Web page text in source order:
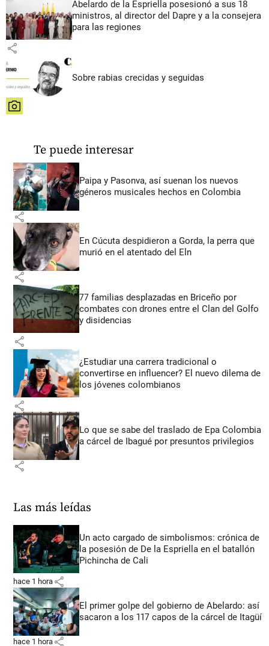
Abelardo de la Espriella posesionó a sus 18
ministros, al director del Dapre y a la consejera
para las regiones
share
Sobre rabias crecidas y seguidas
share
Te puede interesar
Paipa y Pasonva, así suenan los nuevos
géneros musicales hechos en Colombia
share
En Cúcuta despidieron a Gorda, la perra que
murió en el atentado del Eln
share
77 familias desplazadas en Briceño por
combates con drones entre el Clan del Golfo
y disidencias
share
¿Estudiar una carrera tradicional o
convertirse en influencer? El nuevo dilema de
los jóvenes colombianos
share
Lo que se sabe del traslado de Epa Colombia
a cárcel de Ibagué por presuntos privilegios
share
Las más leídas
Un acto cargado de simbolismos: crónica de
la posesión de De la Espriella en el batallón
Pichincha de Cali
hace 1 hora share
El primer golpe del gobierno de Abelardo: así
sacaron a los 117 capos de la cárcel de Itagüí
hace 1 hora share